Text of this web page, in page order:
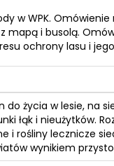
w WPK.
mapą i busolą.
ochrony lasu i
do życia w lesie, na
łąk i nieużytków.
i rośliny lecznicze
wynikiem